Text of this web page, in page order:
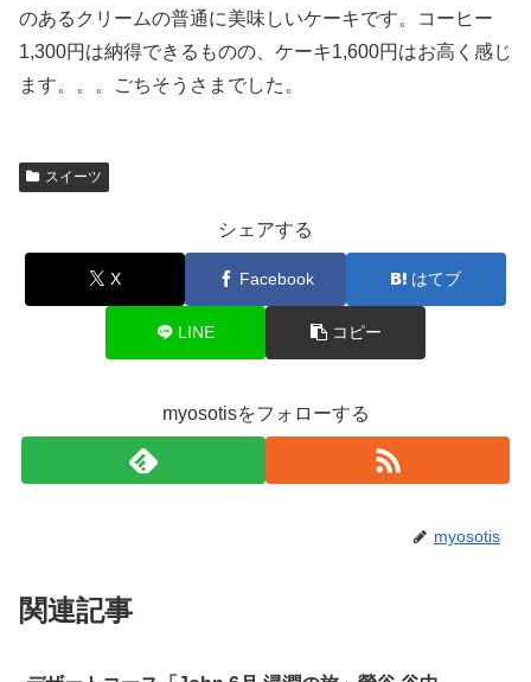
のあるクリームの普通に美味しいケーキです。コーヒー
1,300円は納得できるものの、ケーキ1,600円はお高く感じ
ます。。。ごちそうさまでした。
スイーツ
シェアする
X Facebook はてブ
LINE コピー
myosotisをフォローする
myosotis
関連記事